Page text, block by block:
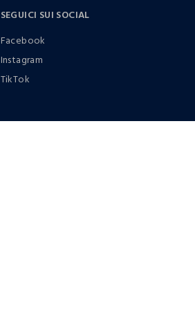
SEGUICI SUI SOCIAL
Facebook
Instagram
TikTok